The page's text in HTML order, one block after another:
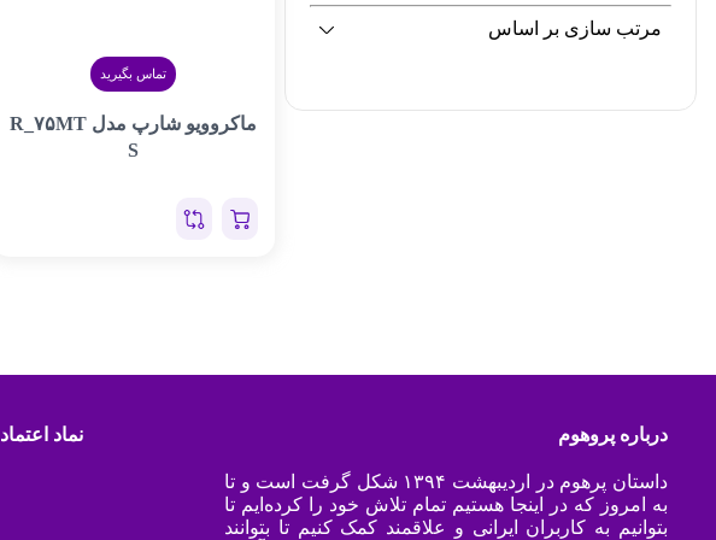
تماس بگیرید
ماکروویو شارپ مدل R_۷۵MT
S
مرتب سازی بر اساس
درباره پروهوم
داستان پرهوم در اردیبهشت ۱۳۹۴ شکل گرفت است و تا
به امروز که در اینجا هستیم تمام تلاش خود را کرده‌ایم تا
بتوانیم به کاربران ایرانی و علاقمند کمک کنیم تا بتوانند
نماد اعتماد